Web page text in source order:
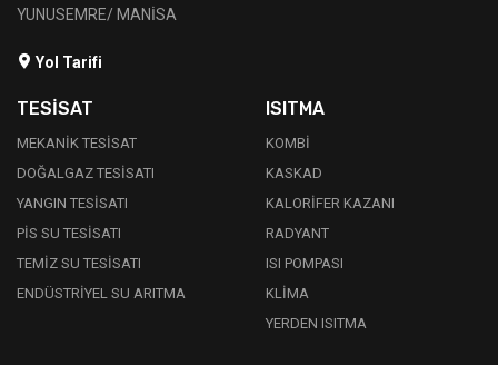
YUNUSEMRE/ MANİSA
Yol Tarifi
TESİSAT
MEKANİK TESİSAT
DOĞALGAZ TESİSATI
YANGIN TESİSATI
PİS SU TESİSATI
TEMİZ SU TESİSATI
ENDÜSTRİYEL SU ARITMA
ISITMA
KOMBİ
KASKAD
KALORİFER KAZANI
RADYANT
ISI POMPASI
KLİMA
YERDEN ISITMA